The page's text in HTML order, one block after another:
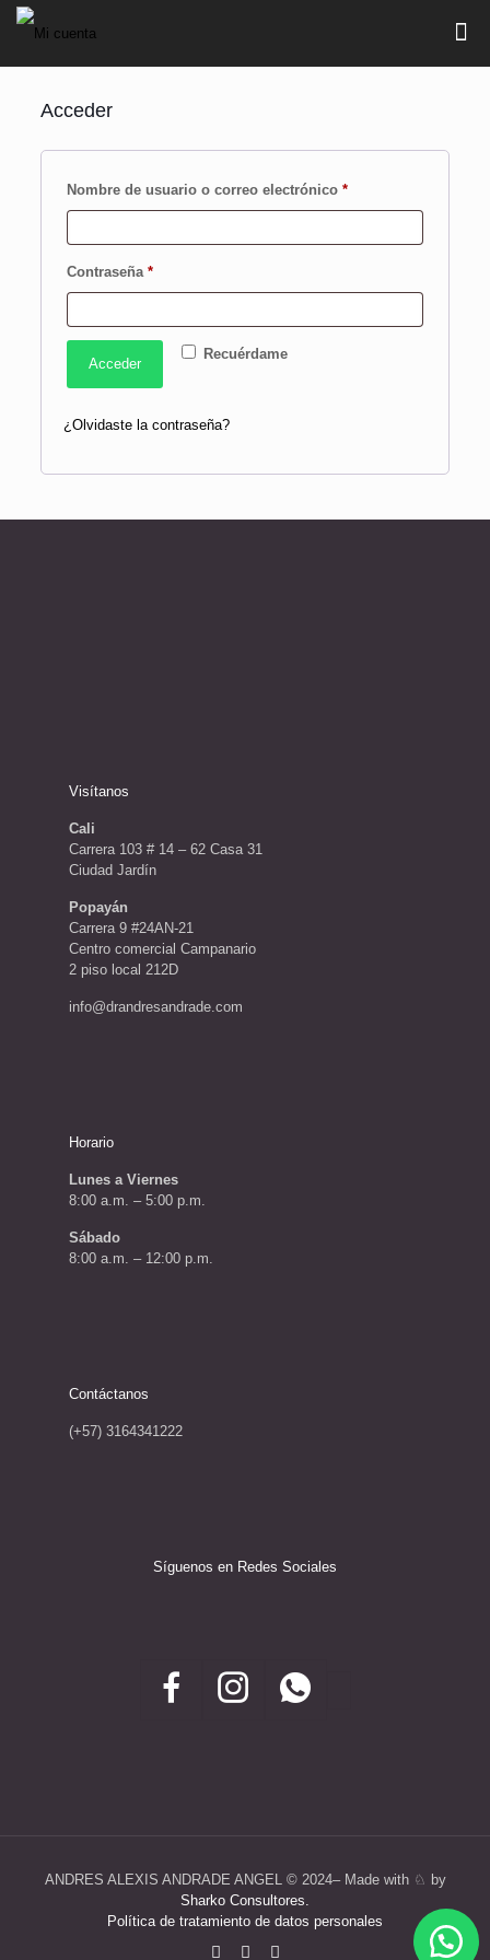
Acceder
Nombre de usuario o correo electrónico *
Contraseña *
Recuérdame
Acceder
¿Olvidaste la contraseña?
Visítanos
Cali
Carrera 103 # 14 – 62 Casa 31
Ciudad Jardín
Popayán
Carrera 9 #24AN-21
Centro comercial Campanario
2 piso local 212D
info@drandresandrade.com
Horario
Lunes a Viernes
8:00 a.m. – 5:00 p.m.
Sábado
8:00 a.m. – 12:00 p.m.
Contáctanos
(+57) 3164341222
Síguenos en Redes Sociales
ANDRES ALEXIS ANDRADE ANGEL ©️ 2024– Made with ♘ by
Sharko Consultores.
Política de tratamiento de datos personales